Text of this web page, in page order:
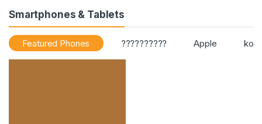
Smartphones & Tablets
Featured Phones ?????????? Apple